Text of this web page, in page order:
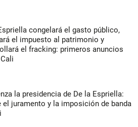
congelará el gasto público,
el impuesto al patrimonio y
el fracking: primeros anuncios
la presidencia de De la Espriella:
el juramento y la imposición de banda